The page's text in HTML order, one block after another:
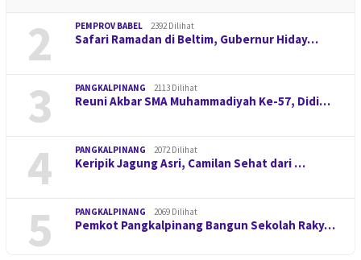
2 PEMPROV BABEL 2392 Dilihat
Safari Ramadan di Beltim, Gubernur Hiday…
3 PANGKALPINANG 2113 Dilihat
Reuni Akbar SMA Muhammadiyah Ke-57, Didi…
4 PANGKALPINANG 2072 Dilihat
Keripik Jagung Asri, Camilan Sehat dari …
5 PANGKALPINANG 2069 Dilihat
Pemkot Pangkalpinang Bangun Sekolah Raky…